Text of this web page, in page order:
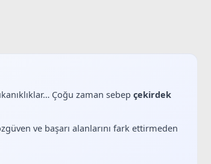
Çoğu zaman sebep çekirdek
ve başarı alanlarını fark ettirmeden